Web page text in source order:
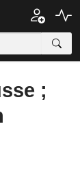
;